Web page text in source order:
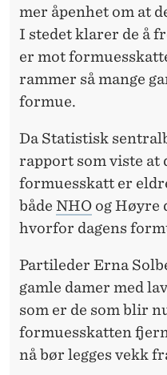
mer åpenhet om at
I stedet klarer de å
er mot
rammer så mange
formue.
Da Statistisk
rapport som viste at
formuesskatt er
både NHO og Høyre
hvorfor dagens
Partileder Erna
gamle damer med
som er de som blir
formuesskatten
nå bør legges vekk